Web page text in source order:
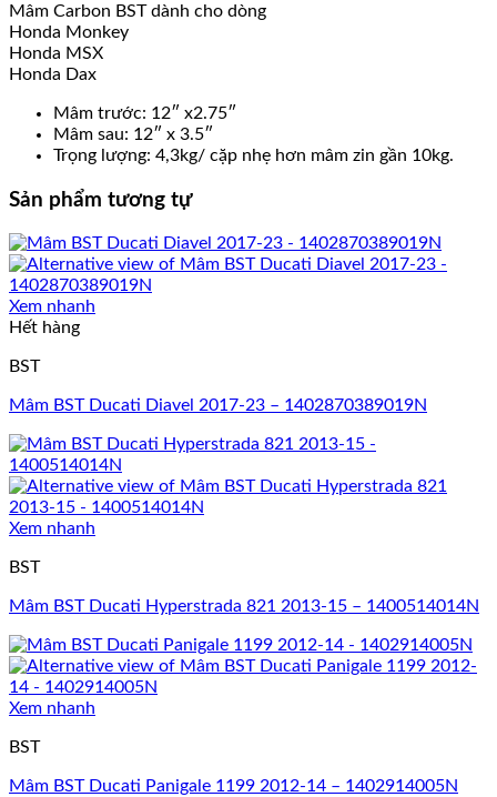
Mâm Carbon BST dành cho dòng
Honda Monkey
Honda MSX
Honda Dax
Mâm trước: 12″ x2.75″
Mâm sau: 12″ x 3.5″
Trọng lượng: 4,3kg/ cặp nhẹ hơn mâm zin gần 10kg.
Sản phẩm tương tự
Xem nhanh
Hết hàng
BST
Mâm BST Ducati Diavel 2017-23 – 1402870389019N
Xem nhanh
BST
Mâm BST Ducati Hyperstrada 821 2013-15 – 1400514014N
Xem nhanh
BST
Mâm BST Ducati Panigale 1199 2012-14 – 1402914005N